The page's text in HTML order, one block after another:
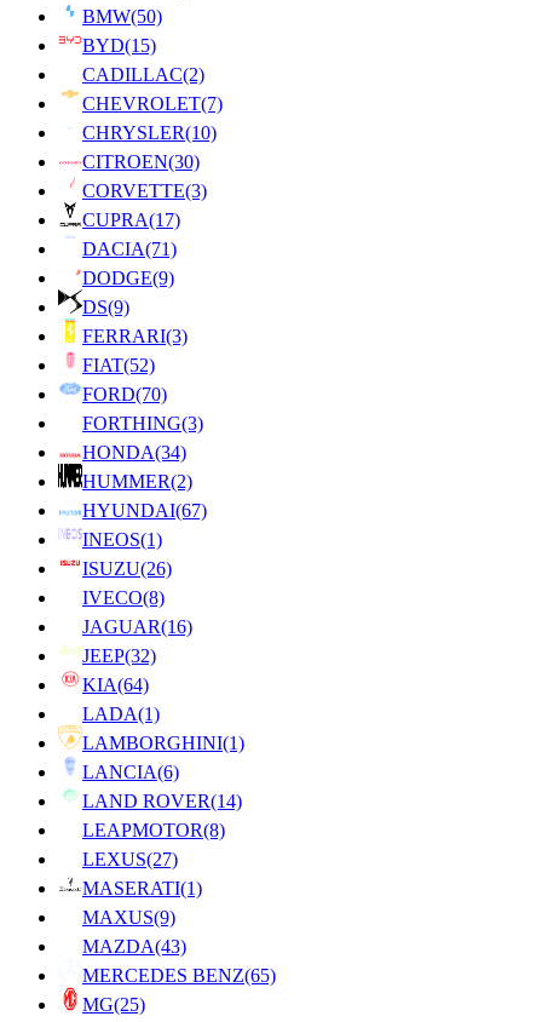
BMW(50)
BYD(15)
CADILLAC(2)
CHEVROLET(7)
CHRYSLER(10)
CITROEN(30)
CORVETTE(3)
CUPRA(17)
DACIA(71)
DODGE(9)
DS(9)
FERRARI(3)
FIAT(52)
FORD(70)
FORTHING(3)
HONDA(34)
HUMMER(2)
HYUNDAI(67)
INEOS(1)
ISUZU(26)
IVECO(8)
JAGUAR(16)
JEEP(32)
KIA(64)
LADA(1)
LAMBORGHINI(1)
LANCIA(6)
LAND ROVER(14)
LEAPMOTOR(8)
LEXUS(27)
MASERATI(1)
MAXUS(9)
MAZDA(43)
MERCEDES BENZ(65)
MG(25)